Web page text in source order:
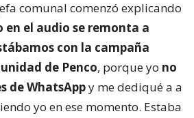
comunal comenzó explicando
en el audio se remonta a
con la campaña
de Penco, porque yo no
de WhatsAppy me dediqué a a
yo en ese momento. Estaba